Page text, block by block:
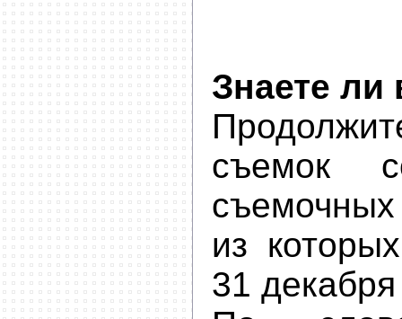
Знаете ли
съемок
из
31